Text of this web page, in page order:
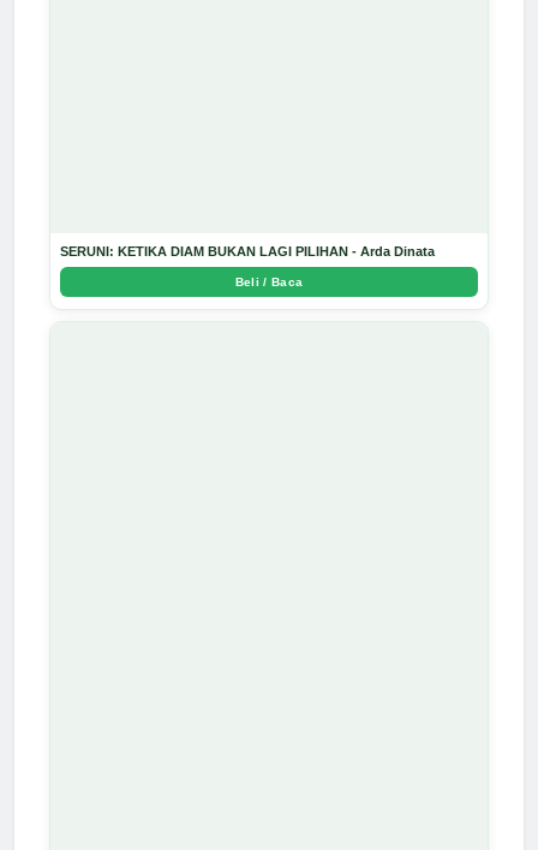
SERUNI: KETIKA DIAM BUKAN LAGI PILIHAN - Arda Dinata
Beli / Baca